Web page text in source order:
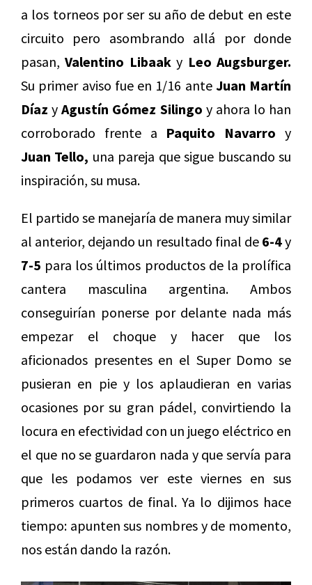
a los torneos por ser su año de debut en este
circuito pero asombrando allá por donde
pasan,Valentino Libaaky Leo Augsburger.
Su primer aviso fue en 1/16 ante Juan Martín
Díaz yAgustín Gómez Silingo y ahora lo han
corroborado frente a Paquito Navarro y
Juan Tello, una pareja que sigue buscando su
inspiración, su musa.
El partido se manejaría de manera muy similar
al anterior, dejando un resultado final de 6-4y
7-5 para los últimos productos de la prolífica
cantera masculina argentina. Ambos
conseguirían ponerse por delante nada más
empezar el choque y hacer que los
aficionados presentes en el Super Domo se
pusieran en pie y los aplaudieran en varias
ocasiones por su gran pádel, convirtiendo la
locura en efectividad con un juego eléctrico en
el que no se guardaron nada y que servía para
que les podamos ver este viernes en sus
primeros cuartos de final. Ya lo dijimos hace
tiempo: apunten sus nombres y de momento,
nos están dando la razón.